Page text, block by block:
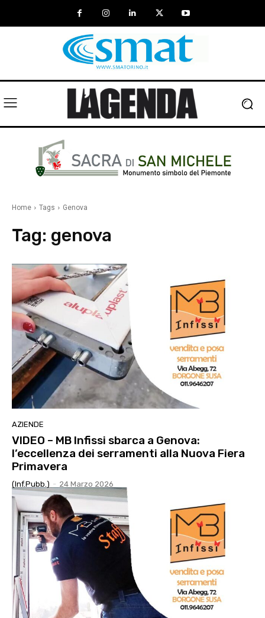
Home Tags Genova
Tag: genova
AZIENDE
VIDEO – MB Infissi sbarca a Genova:
l’eccellenza dei serramenti alla Nuova Fiera
Primavera
(Inf.Pubb.) - 24 Marzo 2026